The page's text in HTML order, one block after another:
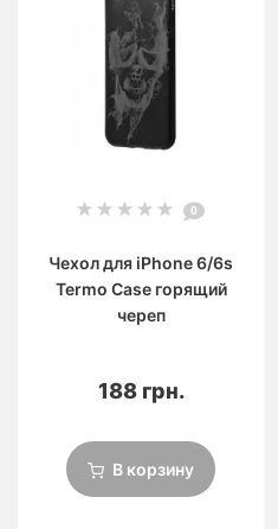
0
Чехол для iPhone 6/6s
Termo Case горящий
череп
188 грн.
В корзину